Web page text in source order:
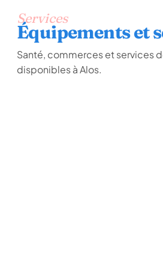
Services
Équipements et
Santé, commerces et services
disponibles à Alos.